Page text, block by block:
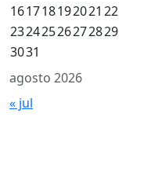
agosto 2026
161718192021 22
23242526272829
3031
« jul